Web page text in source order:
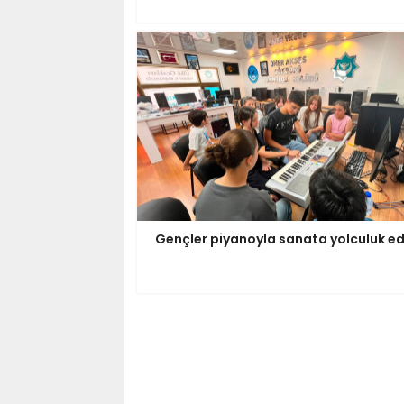
Gençler piyanoyla sanata yolculuk